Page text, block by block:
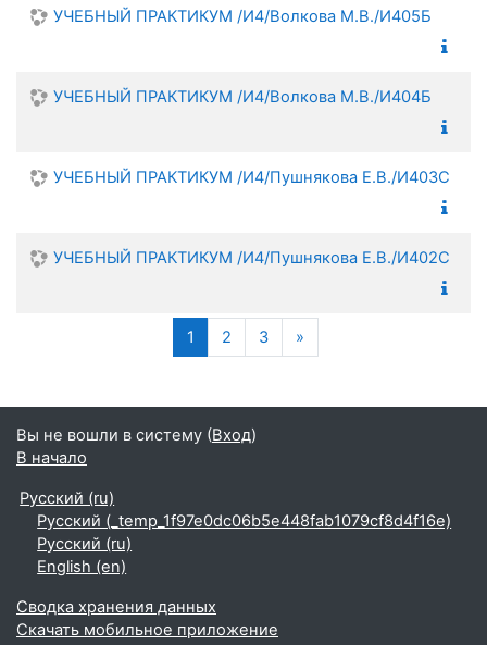
УЧЕБНЫЙ ПРАКТИКУМ /И4/Волкова М.В./И405Б
УЧЕБНЫЙ ПРАКТИКУМ /И4/Волкова М.В./И404Б
УЧЕБНЫЙ ПРАКТИКУМ /И4/Пушнякова Е.В./И403С
УЧЕБНЫЙ ПРАКТИКУМ /И4/Пушнякова Е.В./И402С
1 (текущая)
2 3 »Следующая страница
Вы не вошли в систему (Вход)
В начало
Русский ‎(ru)‎
Русский ‎(_temp_1f97e0dc06b5e448fab1079cf8d4f16e)‎
Русский ‎(ru)‎
English ‎(en)‎
Сводка хранения данных
Скачать мобильное приложение